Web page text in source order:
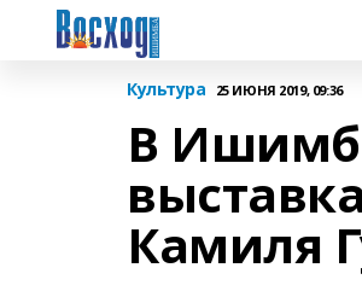
Культура 25 ИЮНЯ 2019, 09:36
В
Камиля